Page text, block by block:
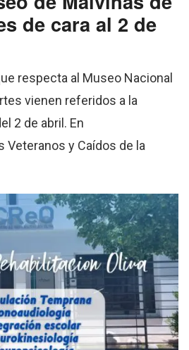
de cara al 2 de
respecta al Museo Nacional
vienen referidos a la
2 de abril. En
Veteranos y Caídos de la